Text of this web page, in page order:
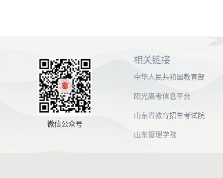
微信公众号
相关链接
中华人民共和国教育部
阳光高考信息平台
山东省教育招生考试院
山东管理学院